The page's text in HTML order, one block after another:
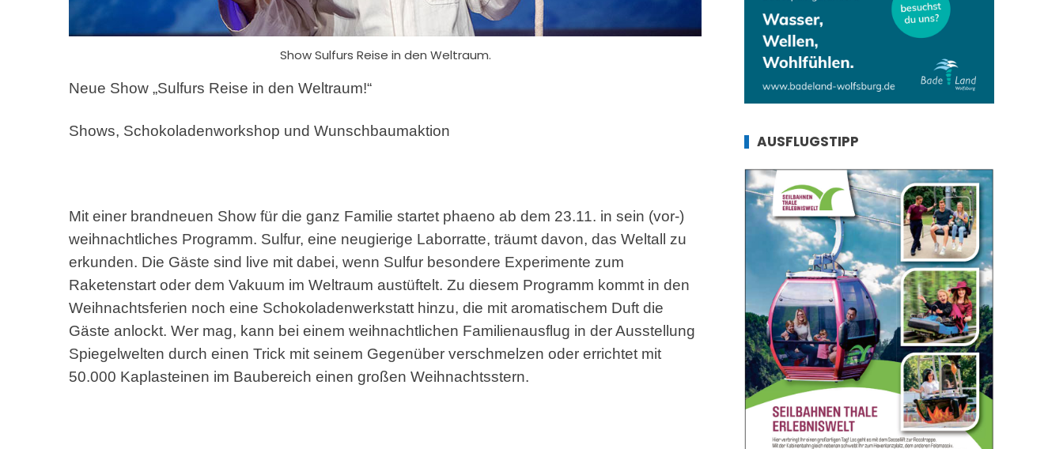
Show Sulfurs Reise in den Weltraum.
Neue Show „Sulfurs Reise in den Weltraum!“
Shows, Schokoladenworkshop und Wunschbaumaktion
Mit einer brandneuen Show für die ganz Familie startet phaeno ab dem 23.11. in sein (vor-)
weihnachtliches Programm. Sulfur, eine neugierige Laborratte, träumt davon, das Weltall zu
erkunden. Die Gäste sind live mit dabei, wenn Sulfur besondere Experimente zum
Raketenstart oder dem Vakuum im Weltraum austüftelt. Zu diesem Programm kommt in den
Weihnachtsferien noch eine Schokoladenwerkstatt hinzu, die mit aromatischem Duft die
Gäste anlockt. Wer mag, kann bei einem weihnachtlichen Familienausflug in der Ausstellung
Spiegelwelten durch einen Trick mit seinem Gegenüber verschmelzen oder errichtet mit
50.000 Kaplasteinen im Baubereich einen großen Weihnachtsstern.
AUSFLUGSTIPP